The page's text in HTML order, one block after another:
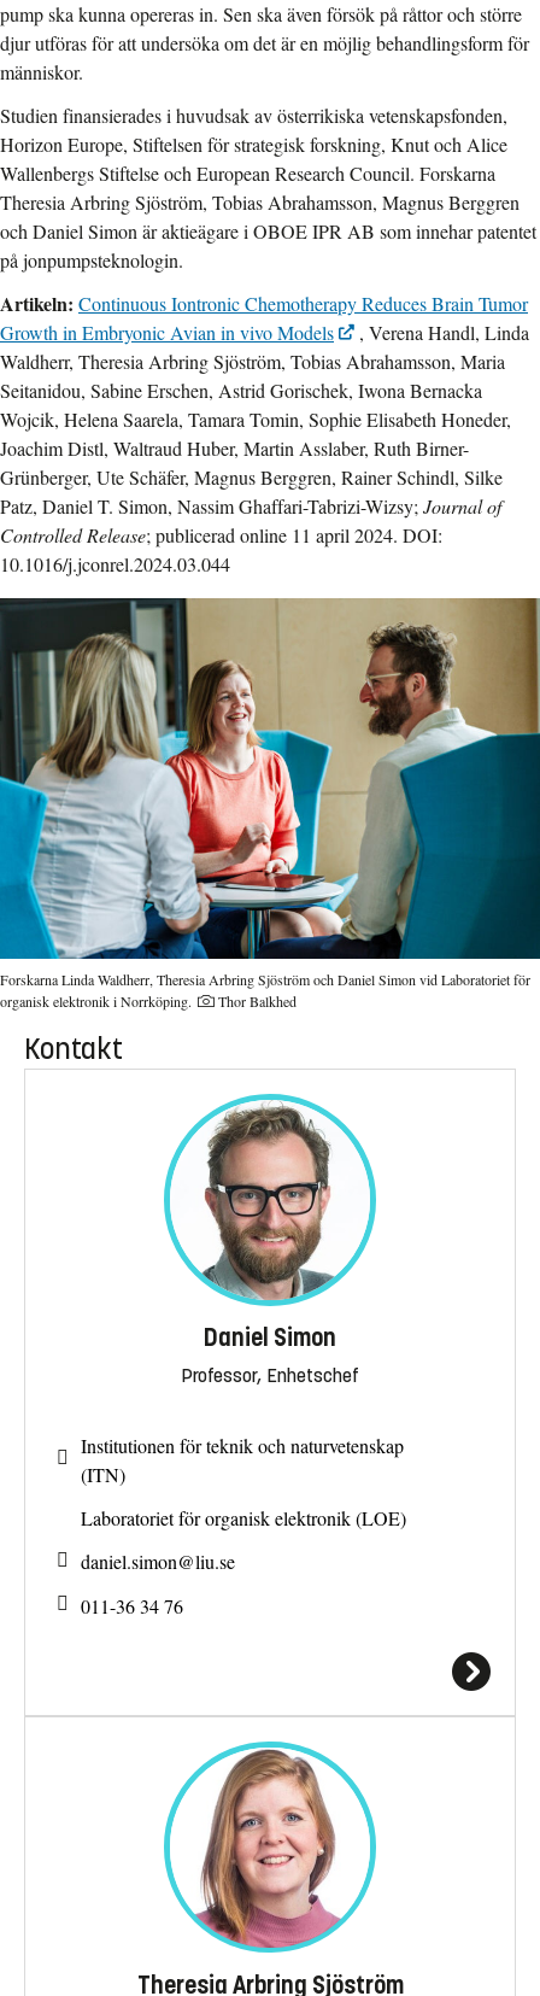
pump ska kunna opereras in. Sen ska även försök på råttor och större
djur utföras för att undersöka om det är en möjlig behandlingsform för
människor.
Studien finansierades i huvudsak av österrikiska vetenskapsfonden,
Horizon Europe, Stiftelsen för strategisk forskning, Knut och Alice
Wallenbergs Stiftelse och European Research Council. Forskarna
Theresia Arbring Sjöström, Tobias Abrahamsson, Magnus Berggren
och Daniel Simon är aktieägare i OBOE IPR AB som innehar patentet
på jonpumpsteknologin.
Artikeln: Continuous Iontronic Chemotherapy Reduces Brain Tumor
Growth in Embryonic Avian in vivo Models
, Verena Handl, Linda
Waldherr, Theresia Arbring Sjöström, Tobias Abrahamsson, Maria
Seitanidou, Sabine Erschen, Astrid Gorischek, Iwona Bernacka
Wojcik, Helena Saarela, Tamara Tomin, Sophie Elisabeth Honeder,
Joachim Distl, Waltraud Huber, Martin Asslaber, Ruth Birner-
Grünberger, Ute Schäfer, Magnus Berggren, Rainer Schindl, Silke
Patz, Daniel T. Simon, Nassim Ghaffari-Tabrizi-Wizsy;Journal of
Controlled Release; publicerad online 11 april 2024. DOI:
10.1016/j.jconrel.2024.03.044
Forskarna Linda Waldherr, Theresia Arbring Sjöström och Daniel Simon vid Laboratoriet för
organisk elektronik i Norrköping.
Fotograf:
Thor Balkhed
Kontakt
Daniel Simon
Professor, Enhetschef
Institutionen för teknik och naturvetenskap
(ITN)
Laboratoriet för organisk elektronik (LOE)
daniel.simon@liu.se
011-36 34 76
Theresia Arbring Sjöström